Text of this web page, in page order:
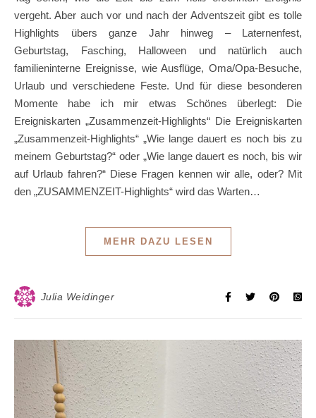
vergeht. Aber auch vor und nach der Adventszeit gibt es tolle
Highlights übers ganze Jahr hinweg – Laternenfest,
Geburtstag, Fasching, Halloween und natürlich auch
familieninterne Ereignisse, wie Ausflüge, Oma/Opa-Besuche,
Urlaub und verschiedene Feste. Und für diese besonderen
Momente habe ich mir etwas Schönes überlegt: Die
Ereigniskarten „Zusammenzeit-Highlights“ Die Ereigniskarten
„Zusammenzeit-Highlights“ „Wie lange dauert es noch bis zu
meinem Geburtstag?“ oder „Wie lange dauert es noch, bis wir
auf Urlaub fahren?“ Diese Fragen kennen wir alle, oder? Mit
den „ZUSAMMENZEIT-Highlights“ wird das Warten…
MEHR DAZU LESEN
Julia Weidinger